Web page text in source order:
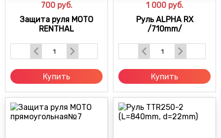
700 руб.
Защита руля МОТО
RENTHAL
Купить
1 000 руб.
Руль ALPHA RX
/710mm/
Купить